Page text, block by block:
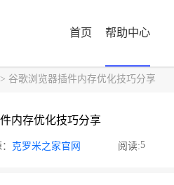
首页 帮助中心
> 谷歌浏览器插件内存优化技巧分享
内存优化技巧分享
克罗米之家官网 阅读:5